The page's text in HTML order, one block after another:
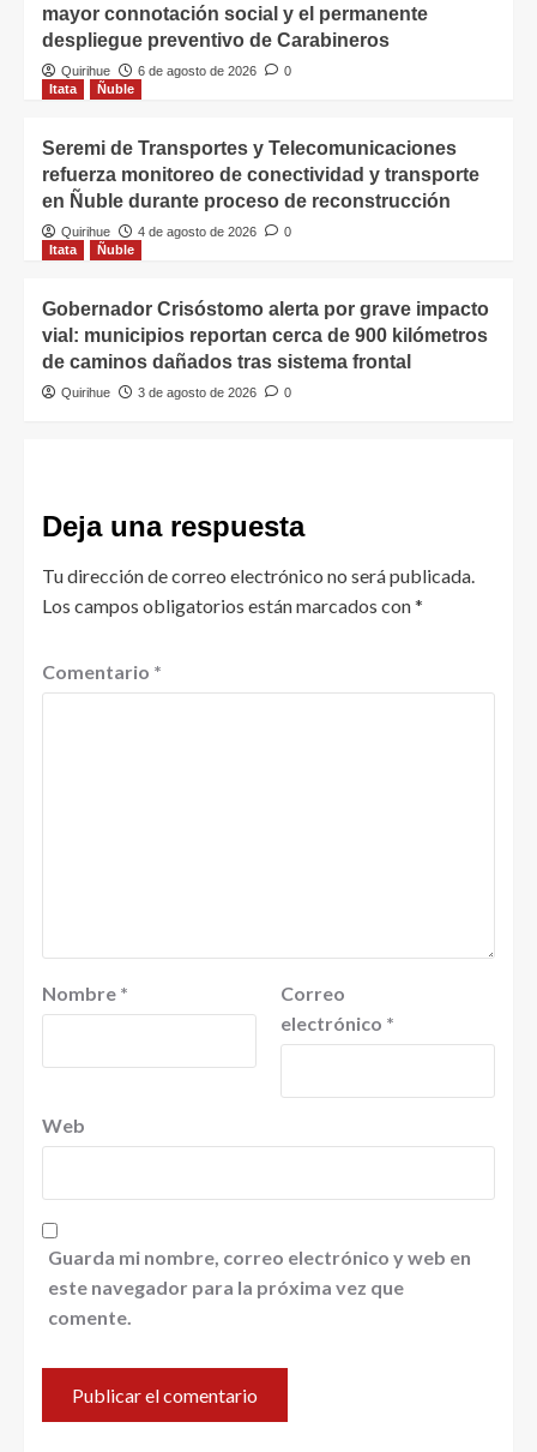
mayor connotación social y el permanente
despliegue preventivo de Carabineros
Quirihue 6 de agosto de 2026
0
Itata
Ñuble
Seremi de Transportes y Telecomunicaciones
refuerza monitoreo de conectividad y transporte
en Ñuble durante proceso de reconstrucción
Quirihue 4 de agosto de 2026
0
Itata
Ñuble
Gobernador Crisóstomo alerta por grave impacto
vial: municipios reportan cerca de 900 kilómetros
de caminos dañados tras sistema frontal
Quirihue 3 de agosto de 2026 0
Deja una respuesta
Tu dirección de correo electrónico no será publicada.
Los campos obligatorios están marcados con*
Comentario *
Nombre *
Correo
electrónico *
Web
Guarda mi nombre, correo electrónico y web en
este navegador para la próxima vez que
comente.